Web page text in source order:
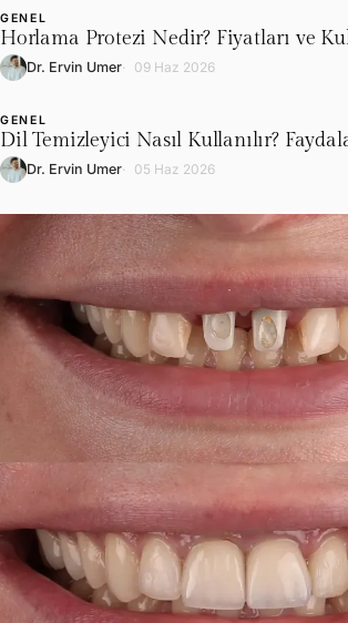
L
GENEL
Horlama Protezi Nedir? Fiyatları ve
Dr. Ervin Umer 09 Haz 2026
L
GENEL
Dil Temizleyici Nasıl Kullanılır?
Dr. Ervin Umer 05 Haz 2026